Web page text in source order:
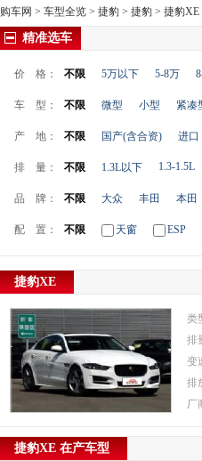
购车网 > 车型全览 > 捷豹 > 捷豹 > 捷豹XE
精准选车
价 格： 不限 5万以下 5-8万
车 型： 不限 微型 小型 紧凑
产 地： 不限 国产(含合资) 进口
排 量： 不限 1.3L以下 1.3-1.5L
品 牌： 不限 大众 丰田 本田
配 置： 不限 天窗 ESP
捷豹XE
类
排
变
排
厂
捷豹XE 在产车型